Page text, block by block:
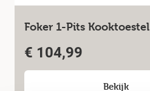
Foker 1-Pits Kooktoestel
€ 104,99
Bekijk